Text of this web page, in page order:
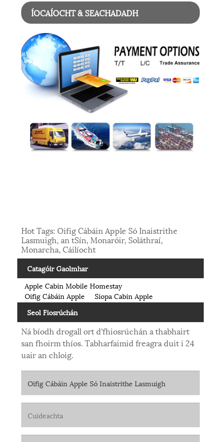
ÍOCAÍOCHT & SEACHADADH
Hot Tags: Oifig Cábáin Apple Só Inaistrithe
Lasmuigh, an tSín, Monaróir, Soláthraí,
Monarcha, Cáilíocht
Catagóir Gaolmhar
Apple Cabin Mobile Homestay
Oifig Cábáin Apple
Siopa Cabin Apple
Seol Fiosrúchán
Ná bíodh drogall ort d’fhiosrúchán a thabhairt
san fhoirm thíos. Tabharfaimid freagra duit i 24
uair an chloig.